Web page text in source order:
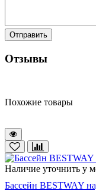
Отправить
Отзывы
Похожие товары
Наличие уточнить у
Бассейн BESTWAY